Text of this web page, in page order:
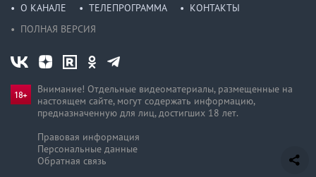
О КАНАЛЕ
ТЕЛЕПРОГРАММА
КОНТАКТЫ
ПОЛНАЯ ВЕРСИЯ
Внимание! Отдельные видеоматериалы, размещенные на
настоящем сайте, могут содержать информацию,
предназначен­ную для лиц, достигших 18 лет.
Правовая информация
Персональные данные
Обратная связь